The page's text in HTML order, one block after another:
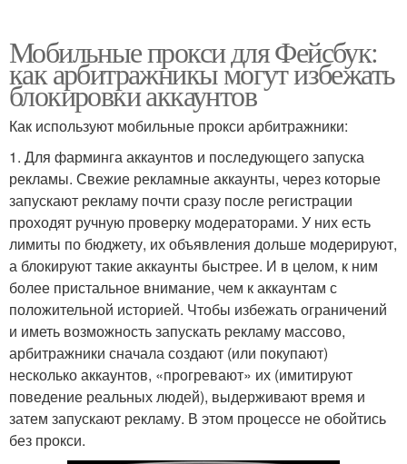
Мобильные прокси для Фейсбук:
как арбитражникы могут избежать
блокировки аккаунтов
Как используют мобильные прокси арбитражники:
1. Для фарминга аккаунтов и последующего запуска
рекламы. Свежие рекламные аккаунты, через которые
запускают рекламу почти сразу после регистрации
проходят ручную проверку модераторами. У них есть
лимиты по бюджету, их объявления дольше модерируют,
а блокируют такие аккаунты быстрее. И в целом, к ним
более пристальное внимание, чем к аккаунтам с
положительной историей. Чтобы избежать ограничений
и иметь возможность запускать рекламу массово,
арбитражники сначала создают (или покупают)
несколько аккаунтов, «прогревают» их (имитируют
поведение реальных людей), выдерживают время и
затем запускают рекламу. В этом процессе не обойтись
без прокси.